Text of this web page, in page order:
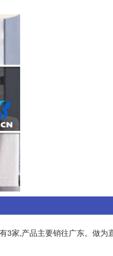
3家,产品主要销往广东。做为